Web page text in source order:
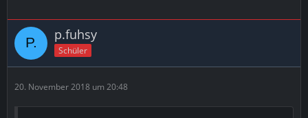
p.fuhsy
Schüler
20. November 2018 um 20:48